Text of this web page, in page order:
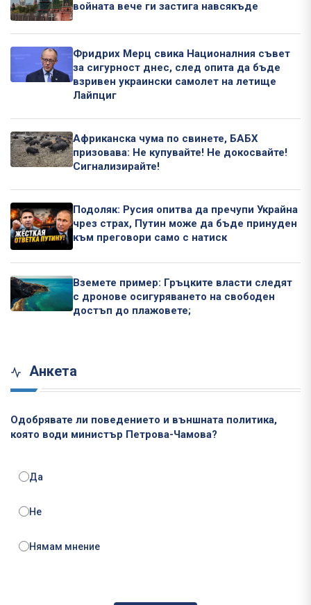
войната вече ги застига навсякъде
Фридрих Мерц свика Националния съвет
за сигурност днес, след опита да бъде
взривен украински самолет на летище
Лайпциг
Африканска чума по свинете, БАБХ
призовава: Не купувайте! Не докосвайте!
Сигнализирайте!
Подоляк: Русия опитва да пречупи Украйна
чрез страх, Путин може да бъде принуден
към преговори само с натиск
Вземете пример: Гръцките власти следят
с дронове осигуряването на свободен
достъп до плажовете;
Анкета
Одобрявате ли поведението и външната политика,
която води министър Петрова-Чамова?
Да
Не
Нямам мнение